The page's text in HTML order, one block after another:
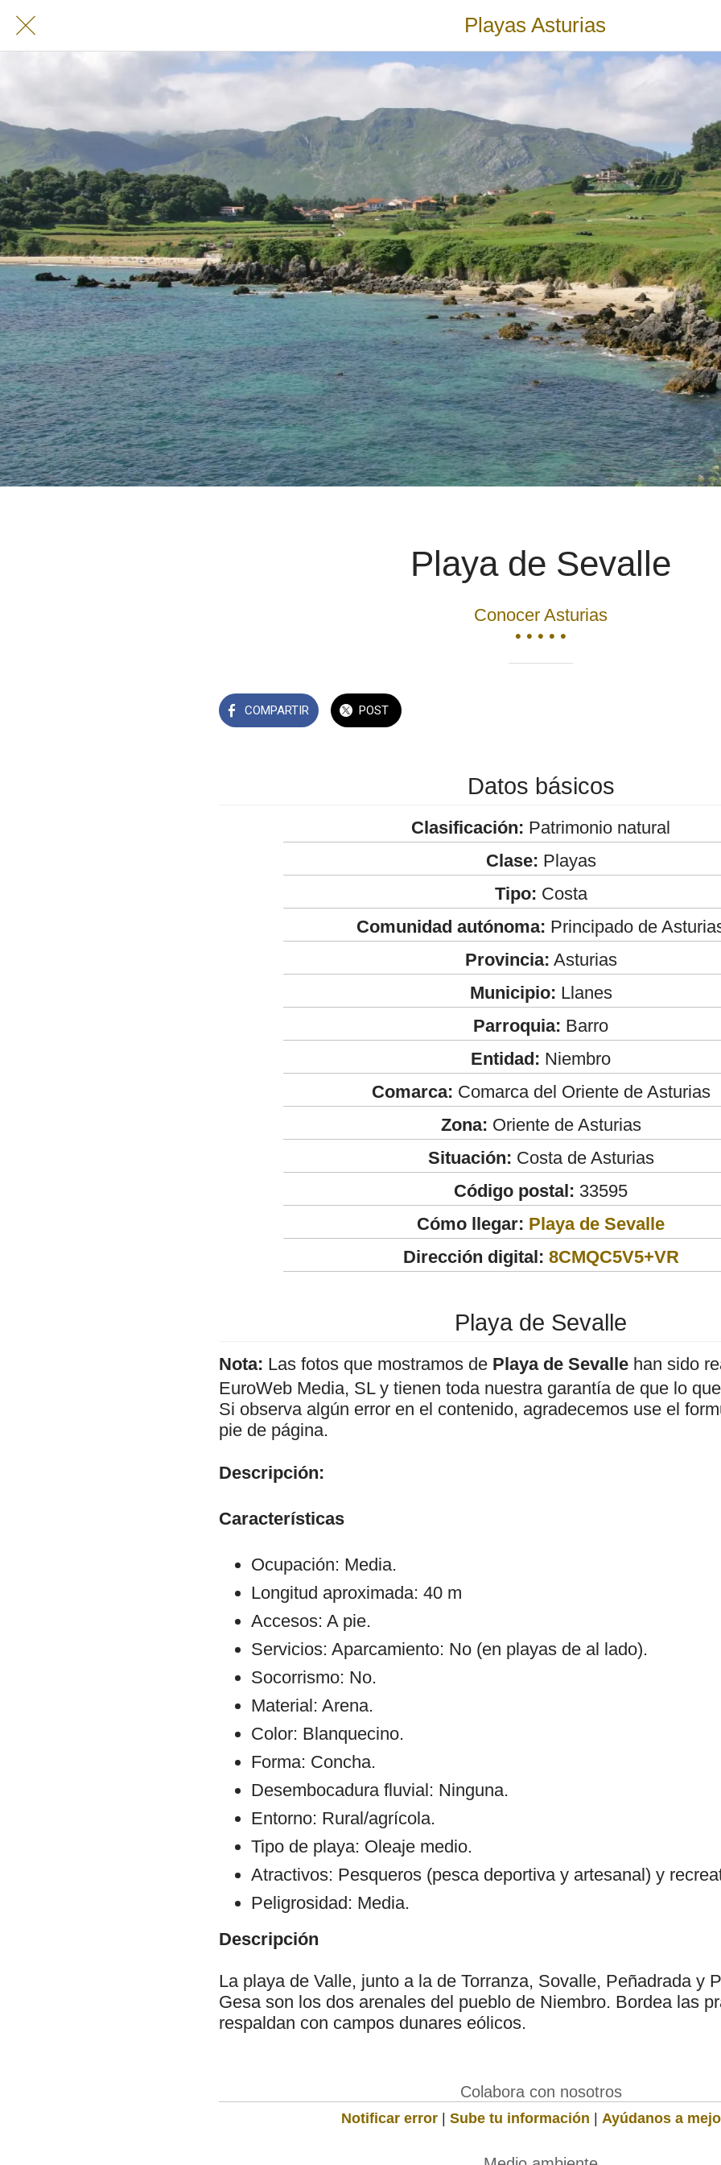
Playas Asturias
Playa de Sevalle
Conocer Asturias
• • • • •
COMPARTIR POST
Datos básicos
Clasificación: Patrimonio natural
Clase: Playas
Tipo: Costa
Comunidad autónoma: Principado de
Provincia: Asturias
Municipio: Llanes
Parroquia: Barro
Entidad: Niembro
Comarca: Comarca del Oriente de Asturias
Zona: Oriente de Asturias
Situación: Costa de Asturias
Código postal: 33595
Cómo llegar: Playa de Sevalle
Dirección digital: 8CMQC5V5+VR
Playa de Sevalle
Nota: Las fotos que mostramos de Playa de Sevalle han sido
EuroWeb Media, SL y tienen toda nuestra garantía de que lo
Si observa algún error en el contenido, agradecemos use el
pie de página.
Descripción:
Características
Ocupación: Media.
Longitud aproximada: 40 m
Accesos: A pie.
Servicios: Aparcamiento: No (en playas de al lado).
Socorrismo: No.
Material: Arena.
Color: Blanquecino.
Forma: Concha.
Desembocadura fluvial: Ninguna.
Entorno: Rural/agrícola.
Tipo de playa: Oleaje medio.
Atractivos: Pesqueros (pesca deportiva y artesanal) y
Peligrosidad: Media.
Descripción
La playa de Valle, junto a la de Torranza, Sovalle, Peñadrada y
Gesa son los dos arenales del pueblo de Niembro. Bordea las
respaldan con campos dunares eólicos.
Colabora con nosotros
Notificar error | Sube tu información | Ayúdanos a